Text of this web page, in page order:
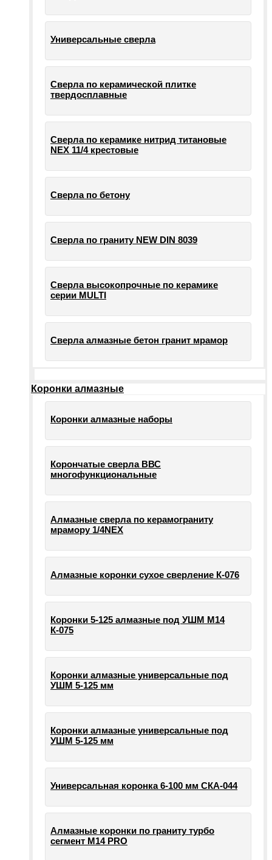
Универсальные сверла
Сверла по керамической плитке
твердосплавные
Сверла по керамике нитрид титановые
NEX 11/4 крестовые
Сверла по бетону
Сверла по граниту NEW DIN 8039
Сверла высокопрочные по керамике
серии MULTI
Сверла алмазные бетон гранит мрамор
Коронки алмазные
Коронки алмазные наборы
Корончатые сверла ВВС
многофункциональные
Алмазные сверла по керамограниту
мрамору 1/4NEX
Алмазные коронки сухое сверление К-076
Коронки 5-125 алмазные под УШМ М14
К-075
Коронки алмазные универсальные под
УШМ 5-125 мм
Коронки алмазные универсальные под
УШМ 5-125 мм
Универсальная коронка 6-100 мм СКА-044
Алмазные коронки по граниту турбо
сегмент М14 PRO